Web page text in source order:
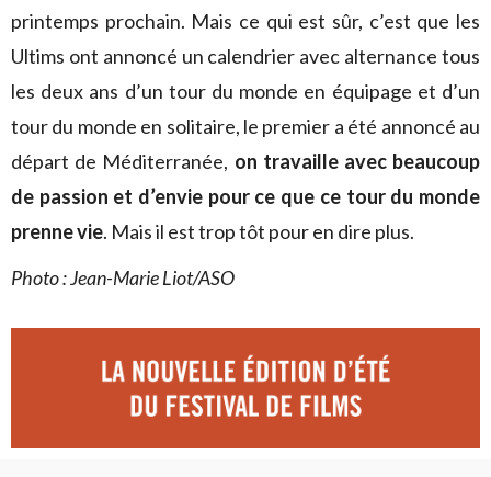
printemps prochain. Mais ce qui est sûr, c’est que les
Ultims ont annoncé un calendrier avec alternance tous
les deux ans d’un tour du monde en équipage et d’un
tour du monde en solitaire, le premier a été annoncé au
départ de Méditerranée, on travaille avec beaucoup
de passion et d’envie pour ce que ce tour du monde
prenne vie. Mais il est trop tôt pour en dire plus.
Photo : Jean-Marie Liot/ASO